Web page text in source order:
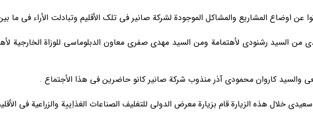
عن اوضاع المشاریع والمشاکل الموجودة لشرکة صانیر في تلک الأقلیم وتبادلت الأراء في ما
السید رشنودي لأهتمامة ومن السید مهدي صفري معاون الدبلوماسي للوزاة الخارجیة
والسید کاروان محمودي آذر منذوب شرکة صانیر کانو حاضرین في هذا الأجتماع .
خلال هذه الزیارة قام بزیارة معرض الدولي للتغلیف الصناعات الغذاِییة والزراعیة في